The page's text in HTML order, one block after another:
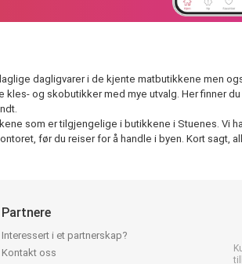
dagligvarer i de kjente matbutikkene men
og skobutikker med mye utvalg. Her finner
som er tilgjengelige i butikkene i Stuenes. Vi
før du reiser for å handle i byen. Kort sagt,
Partnere
Interessert i et partnerskap?
Kontakt oss